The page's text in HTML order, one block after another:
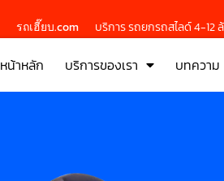
รถเฮี๊ยบ.com บริการ รถยกรถสไลด์ 4-12
หน้าหลัก บริการของเรา บทความ